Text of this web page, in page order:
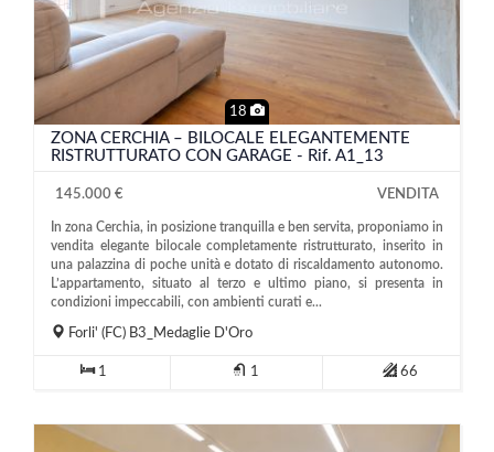
18
ZONA CERCHIA – BILOCALE ELEGANTEMENTE
RISTRUTTURATO CON GARAGE - Rif. A1_13
145.000 € VENDITA
In zona Cerchia, in posizione tranquilla e ben servita, proponiamo in
vendita elegante bilocale completamente ristrutturato, inserito in
una palazzina di poche unità e dotato di riscaldamento autonomo.
L’appartamento, situato al terzo e ultimo piano, si presenta in
condizioni impeccabili, con ambienti curati e...
Forli' (FC) B3_Medaglie D'Oro
1 1 66